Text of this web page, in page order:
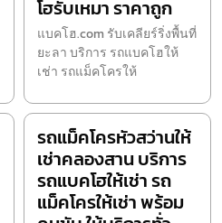
โฮรับเหมา ราคาถูก
แบคโฮ.com รับเคลียร์ริ่งพื้นที่
ยะลา บริการ รถแบคโฮให้
เช่า รถแม็คโครให้
รถแม็คโครหัวสว่านให้
เช่าคลองสาน บริการ
รถแบคโฮให้เช่า รถ
แม็คโครให้เช่า พร้อม